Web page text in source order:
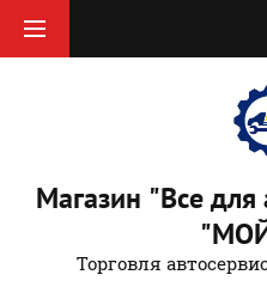
Магазин "Все
Торговля